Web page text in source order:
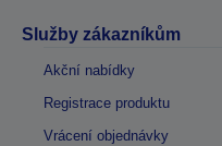
Služby zákazníkům
Akční nabídky
Registrace produktu
Vrácení objednávky